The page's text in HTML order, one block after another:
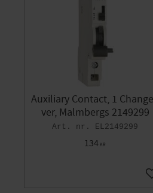
Auxiliary Contact, 1
ver, Malmbergs 2149299
EL2149299
134 KR